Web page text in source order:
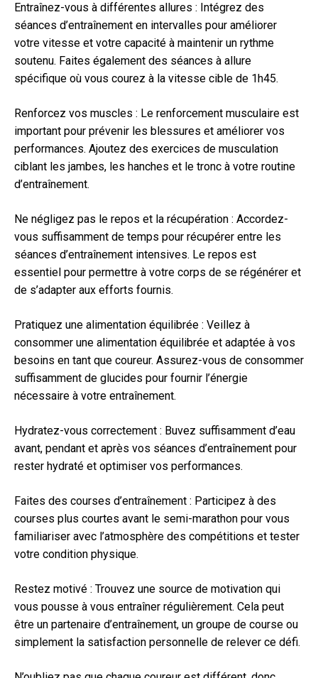
Entraînez-vous à différentes allures : Intégrez des
séances d’entraînement en intervalles pour améliorer
votre vitesse et votre capacité à maintenir un rythme
soutenu. Faites également des séances à allure
spécifique où vous courez à la vitesse cible de 1h45.
Renforcez vos muscles : Le renforcement musculaire est
important pour prévenir les blessures et améliorer vos
performances. Ajoutez des exercices de musculation
ciblant les jambes, les hanches et le tronc à votre routine
d’entraînement.
Ne négligez pas le repos et la récupération : Accordez-
vous suffisamment de temps pour récupérer entre les
séances d’entraînement intensives. Le repos est
essentiel pour permettre à votre corps de se régénérer et
de s’adapter aux efforts fournis.
Pratiquez une alimentation équilibrée : Veillez à
consommer une alimentation équilibrée et adaptée à vos
besoins en tant que coureur. Assurez-vous de consommer
suffisamment de glucides pour fournir l’énergie
nécessaire à votre entraînement.
Hydratez-vous correctement : Buvez suffisamment d’eau
avant, pendant et après vos séances d’entraînement pour
rester hydraté et optimiser vos performances.
Faites des courses d’entraînement : Participez à des
courses plus courtes avant le semi-marathon pour vous
familiariser avec l’atmosphère des compétitions et tester
votre condition physique.
Restez motivé : Trouvez une source de motivation qui
vous pousse à vous entraîner régulièrement. Cela peut
être un partenaire d’entraînement, un groupe de course ou
simplement la satisfaction personnelle de relever ce défi.